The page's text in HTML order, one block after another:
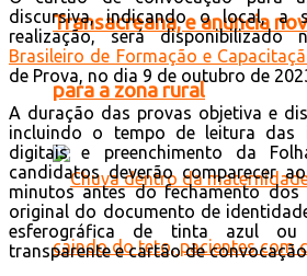
Transacreana, e anuncia
para a zona rural
discursiva, indicando o local, a
realização, será
Brasileiro de Formação e
de Prova, no dia 9 de outubro de
A duração das provas objetiva e
incluindo o tempo de leitura das
digitais e preenchimento da
candidatos deverão comparecer
minutos antes do fechamento
original do documento de
esferográfica de tinta azul ou
transparente e cartão de